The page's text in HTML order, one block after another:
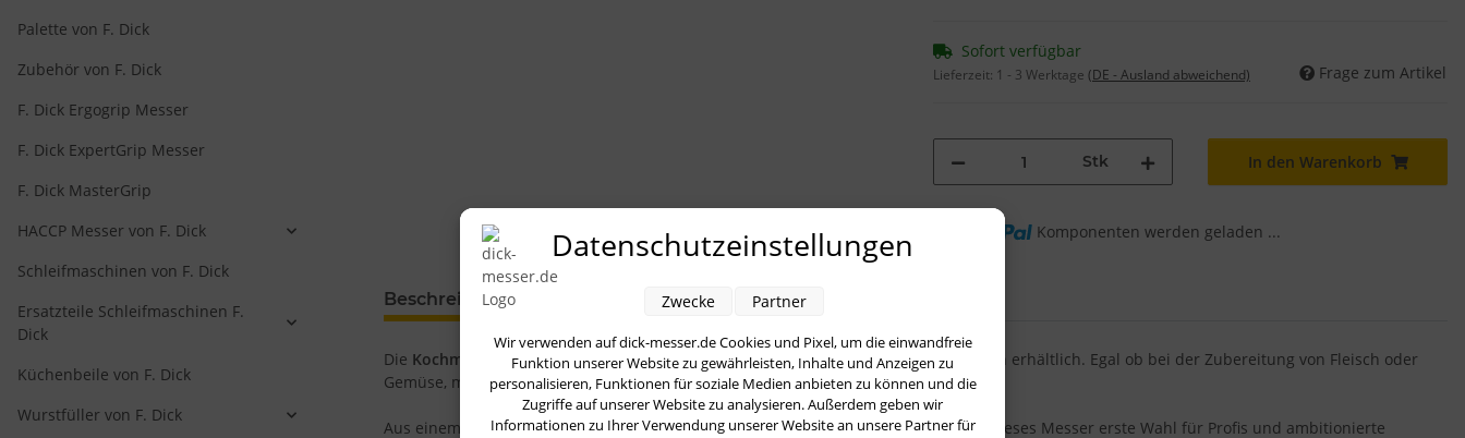
Sofort verfügbar
Lieferzeit: 1 - 3 Werktage (DE - Ausland abweichend) Frage zum Artikel
Stk In den Warenkorb
Komponenten werden geladen ...
Beschreibung Bewertungen
Die Kochmesser aus derPremier PlusSerie vonDicksind in verschiedensten Längen erhältlich. Egal ob bei der Zubereitung von Fleisch oder
Gemüse, mit den Kochmessern von Dick sind Sie immerbestens gerüstet.
Aus einem Stück Stahlgeschmiedet,ausbalanciertund ergonomisch geformt sind dieses Messer erste Wahl für Profis und ambitionierte
Palette von F. Dick
Zubehör von F. Dick
F. Dick Ergogrip Messer
F. Dick ExpertGrip Messer
F. Dick MasterGrip
HACCP Messer von F. Dick
Schleifmaschinen von F. Dick
Ersatzteile Schleifmaschinen F.
Dick
Küchenbeile von F. Dick
Wurstfüller von F. Dick
Datenschutzeinstellungen
Wir verwenden auf dick-messer.de Cookies und Pixel, um die einwandfreie
Funktion unserer Website zu gewährleisten, Inhalte und Anzeigen zu
personalisieren, Funktionen für soziale Medien anbieten zu können und die
Zugriffe auf unserer Website zu analysieren. Außerdem geben wir
Informationen zu Ihrer Verwendung unserer Website an unsere Partner für
Zwecke Partner